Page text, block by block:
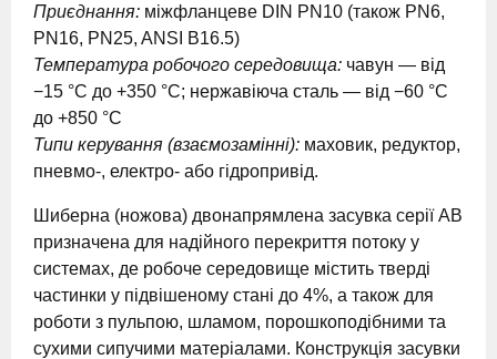
Приєднання: міжфланцеве DIN PN10 (також PN6,
PN16, PN25, ANSI B16.5)
Температура робочого середовища: чавун — від
−15 °C до +350 °C; нержавіюча сталь — від −60 °C
до +850 °C
Типи керування (взаємозамінні): маховик, редуктор,
пневмо-, електро- або гідропривід.
Шиберна (ножова) двонапрямлена засувка серії AB
призначена для надійного перекриття потоку у
системах, де робоче середовище містить тверді
частинки у підвішеному стані до 4%, а також для
роботи з пульпою, шламом, порошкоподібними та
сухими сипучими матеріалами. Конструкція засувки